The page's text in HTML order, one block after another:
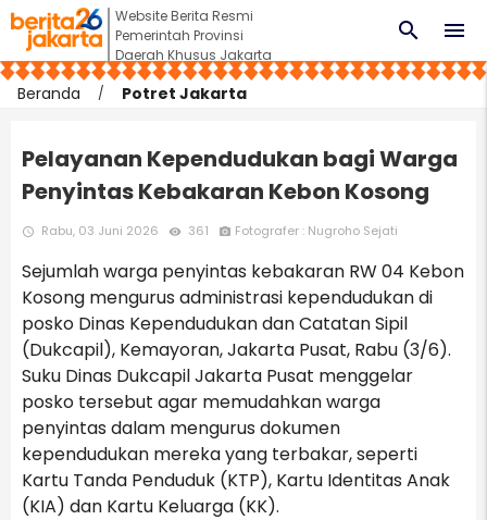
Website Berita Resmi
Pemerintah Provinsi
Daerah Khusus Jakarta
menu
search
Beranda Potret Jakarta
Pelayanan Kependudukan bagi Warga
Penyintas Kebakaran Kebon Kosong
access_time Rabu, 03 Juni 2026 remove_red_eye 361 photo_camera Fotografer : Nugroho Sejati
Sejumlah warga penyintas kebakaran RW 04 Kebon
Kosong mengurus administrasi kependudukan di
posko Dinas Kependudukan dan Catatan Sipil
(Dukcapil), Kemayoran, Jakarta Pusat, Rabu (3/6).
Suku Dinas Dukcapil Jakarta Pusat menggelar
posko tersebut agar memudahkan warga
penyintas dalam mengurus dokumen
kependudukan mereka yang terbakar, seperti
Kartu Tanda Penduduk (KTP), Kartu Identitas Anak
(KIA) dan Kartu Keluarga (KK).